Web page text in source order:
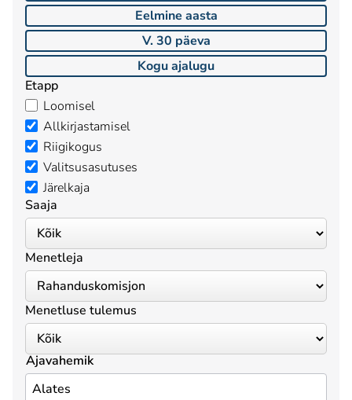
Eelmine aasta
V. 30 päeva
Kogu ajalugu
Etapp
Loomisel
Allkirjastamisel
Riigikogus
Valitsusasutuses
Järelkaja
Saaja
Menetleja
Menetluse tulemus
Ajavahemik
Alates